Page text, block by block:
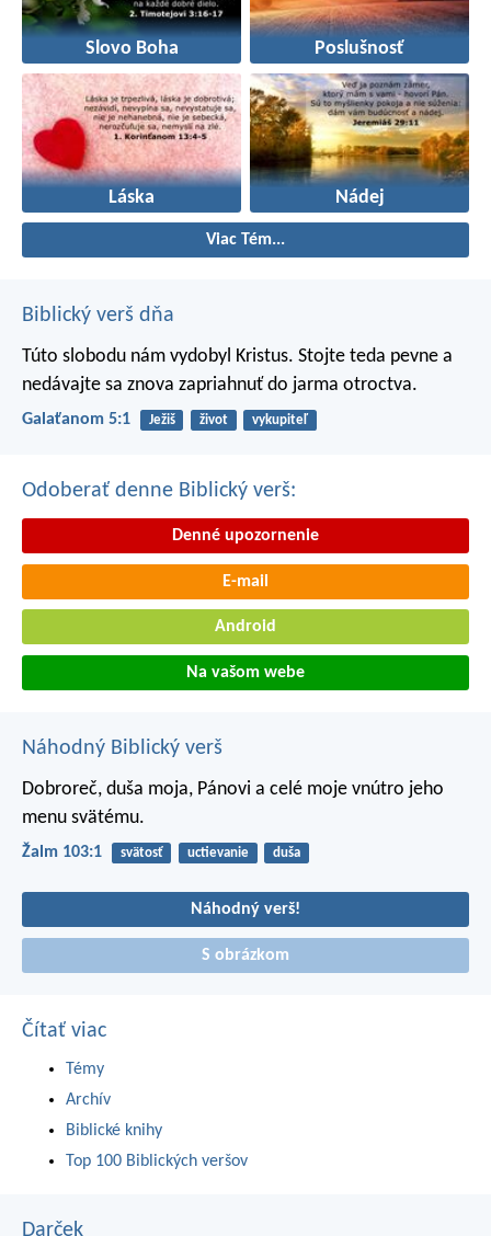
Slovo Boha Poslušnosť
Láska Nádej
Viac Tém...
Biblický verš dňa
Túto slobodu nám vydobyl Kristus. Stojte teda pevne a
nedávajte sa znova zapriahnuť do jarma otroctva.
Galaťanom 5:1 Ježiš život vykupiteľ
Odoberať denne Biblický verš:
Denné upozornenie
E-mail
Android
Na vašom webe
Náhodný Biblický verš
Dobroreč, duša moja, Pánovi a celé moje vnútro jeho
menu svätému.
Žalm 103:1 svätosť uctievanie duša
Náhodný verš!
S obrázkom
Čítať viac
Témy
Archív
Biblické knihy
Top 100 Biblických veršov
Darček